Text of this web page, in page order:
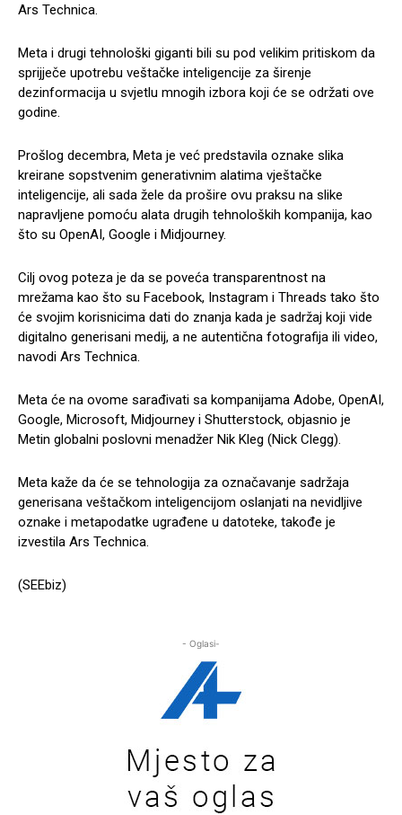
Ars Technica.
Meta i drugi tehnološki giganti bili su pod velikim pritiskom da
sprijječe upotrebu veštačke inteligencije za širenje
dezinformacija u svjetlu mnogih izbora koji će se održati ove
godine.
Prošlog decembra, Meta je već predstavila oznake slika
kreirane sopstvenim generativnim alatima vještačke
inteligencije, ali sada žele da prošire ovu praksu na slike
napravljene pomoću alata drugih tehnoloških kompanija, kao
što su OpenAI, Google i Midjourney.
Cilj ovog poteza je da se poveća transparentnost na
mrežama kao što su Facebook, Instagram i Threads tako što
će svojim korisnicima dati do znanja kada je sadržaj koji vide
digitalno generisani medij, a ne autentična fotografija ili video,
navodi Ars Technica.
Meta će na ovome sarađivati sa kompanijama Adobe, OpenAI,
Google, Microsoft, Midjourney i Shutterstock, objasnio je
Metin globalni poslovni menadžer Nik Kleg (Nick Clegg).
Meta kaže da će se tehnologija za označavanje sadržaja
generisana veštačkom inteligencijom oslanjati na nevidljive
oznake i metapodatke ugrađene u datoteke, takođe je
izvestila Ars Technica.
(SEEbiz)
- Oglasi-